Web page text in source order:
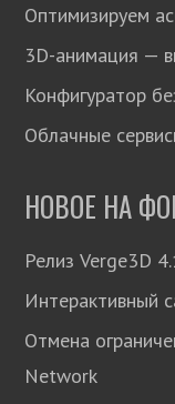
Оптимизируем
3D-анимация —
Конфигуратор
Облачные
НОВОЕ НА
Релиз Verge3D
Интерактивный
Отмена
Network